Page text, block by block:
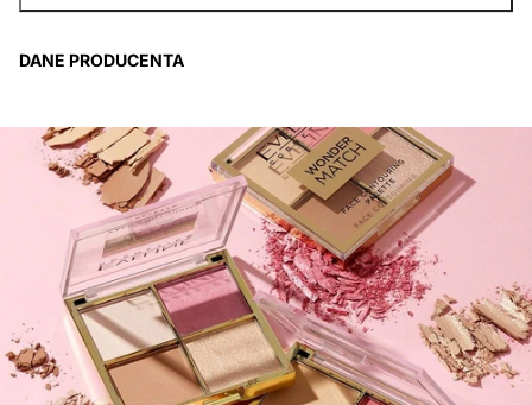
DANE PRODUCENTA